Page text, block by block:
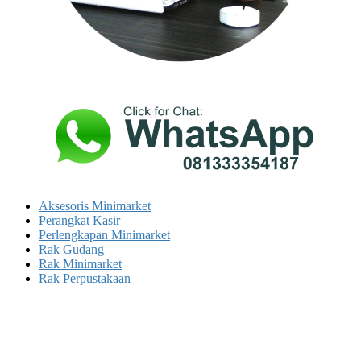
Aksesoris Minimarket
Perangkat Kasir
Perlengkapan Minimarket
Rak Gudang
Rak Minimarket
Rak Perpustakaan